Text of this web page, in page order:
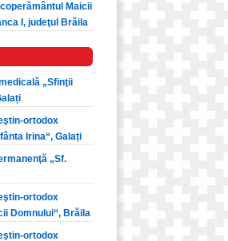
Maicii
I, judeţul Brăila
„Sfinţii
ortodox
Irina“, Galați
„Sf.
ortodox
Domnului“, Brăila
ortodox